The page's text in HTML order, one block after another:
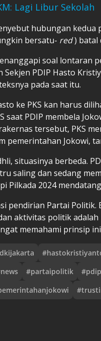
Lagi Libur Sekolah
hubungan
bersatu- red) batal
soal lontaran
PDIP Hasto
pada saat itu.
ke PKS kan harus
saat PDIP membela
tersebut, PKS
pemerintahan Jokowi,
situasinya berbeda.
saling dan sedang
Pilkada 2024
pendirian Partai
aktivitas politik adalah
memahami prinsip
dkijakarta #
news #partaipolitik #pdip
#